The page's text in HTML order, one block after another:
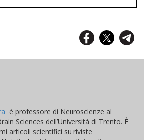
è professore di Neuroscienze al
Sciences dell’Università di Trento. È
articoli scientifici su riviste